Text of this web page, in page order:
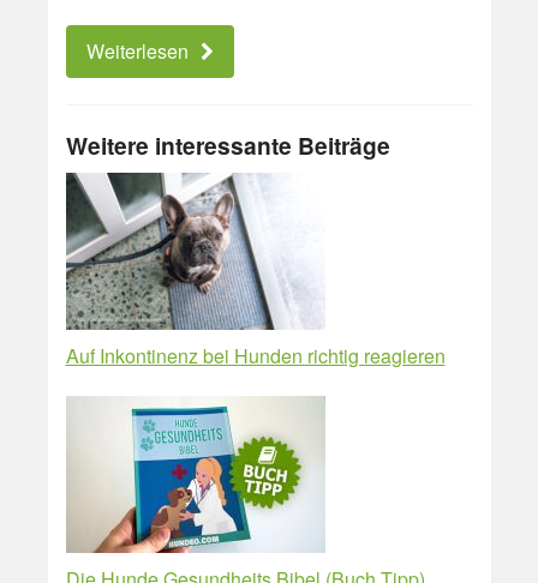
Weiterlesen
Weitere interessante Beiträge
Auf Inkontinenz bei Hunden richtig reagieren